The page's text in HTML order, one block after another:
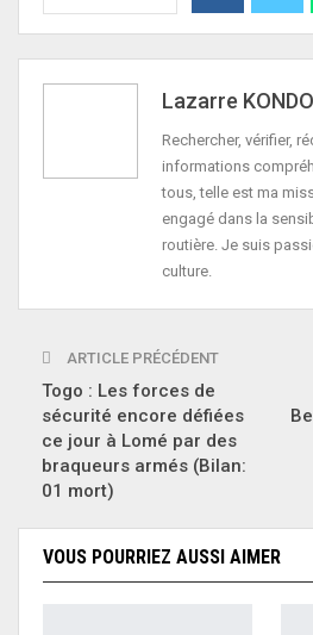
Lazarre KONDO
Rechercher, vérifier,
informations
tous, telle est ma
engagé dans la
routière. Je suis
culture.
ARTICLE PRÉCÉDENT
Togo : Les forces de
sécurité encore défiées
ce jour à Lomé par des
braqueurs armés (Bilan:
01 mort)
VOUS POURRIEZ AUSSI AIMER